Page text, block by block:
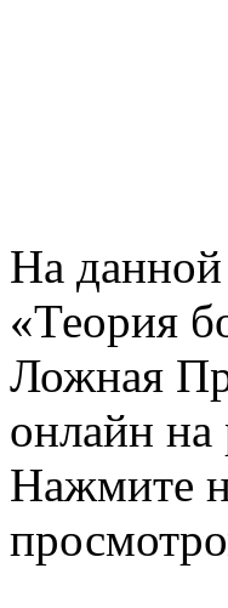
На данной
«Теория
Ложная
онлайн на
Нажмите